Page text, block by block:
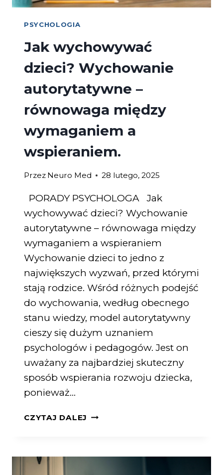
PSYCHOLOGIA
Jak wychowywać
dzieci? Wychowanie
autorytatywne –
równowaga między
wymaganiem a
wspieraniem.
Przez Neuro Med 28 lutego, 2025
PORADY PSYCHOLOGA Jak
wychowywać dzieci? Wychowanie
autorytatywne – równowaga między
wymaganiem a wspieraniem
Wychowanie dzieci to jedno z
największych wyzwań, przed którymi
stają rodzice. Wśród różnych podejść
do wychowania, według obecnego
stanu wiedzy, model autorytatywny
cieszy się dużym uznaniem
psychologów i pedagogów. Jest on
uważany za najbardziej skuteczny
sposób wspierania rozwoju dziecka,
ponieważ…
CZYTAJ DALEJ